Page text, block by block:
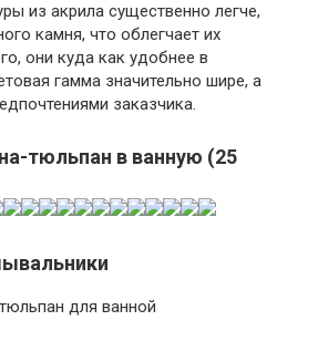
из акрила существенно легче,
камня, что облегчает их
они куда как удобнее в
гамма значительно шире, а
заказчика.
тюльпан в ванную (25